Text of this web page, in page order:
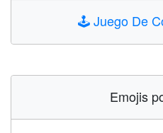
🕹️Juego De
Emojis